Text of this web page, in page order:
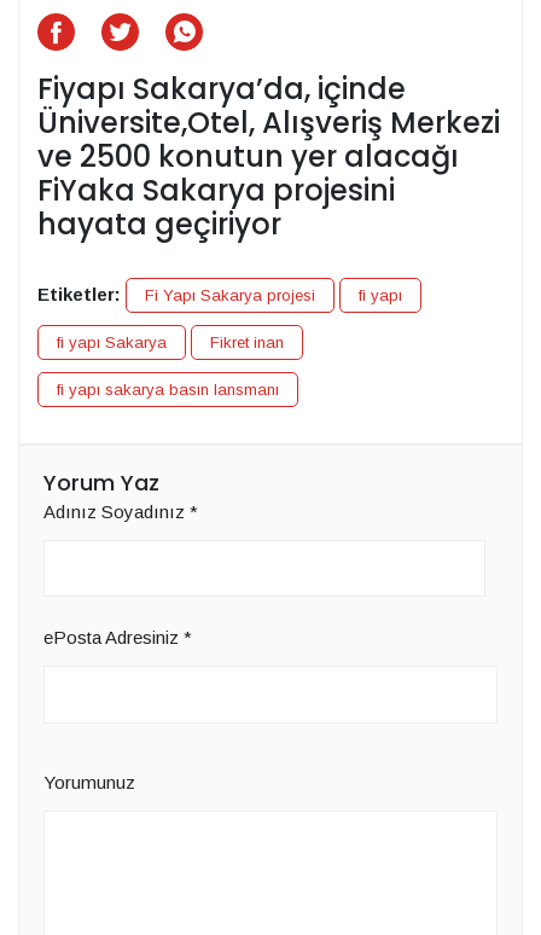
Fiyapı Sakarya’da, içinde
Üniversite,Otel, Alışveriş Merkezi
ve 2500 konutun yer alacağı
FiYaka Sakarya projesini
hayata geçiriyor
Etiketler: Fi Yapı Sakarya projesi fi yapı
fi yapı Sakarya Fikret inan
fi yapı sakarya basın lansmanı
Yorum Yaz
Adınız Soyadınız *
ePosta Adresiniz *
Yorumunuz